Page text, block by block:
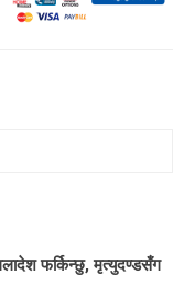
फर्किन्छु, मृत्युदण्डसँग